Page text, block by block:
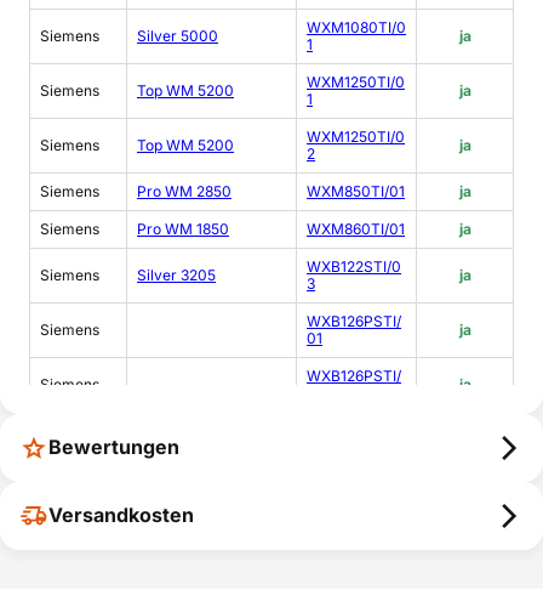
Siemens Silver 5000
WXM1080TI/0
1
ja
Siemens Top WM 5200
WXM1250TI/0
1
ja
Siemens Top WM 5200
WXM1250TI/0
2
ja
Siemens Pro WM 2850 WXM850TI/01 ja
Siemens Pro WM 1850 WXM860TI/01 ja
Siemens Silver 3205
WXB122STI/0
3
ja
Siemens
WXB126PSTI/
01
ja
Siemens
WXB126PSTI/
ja
Siemens
Bewertungen
Versandkosten